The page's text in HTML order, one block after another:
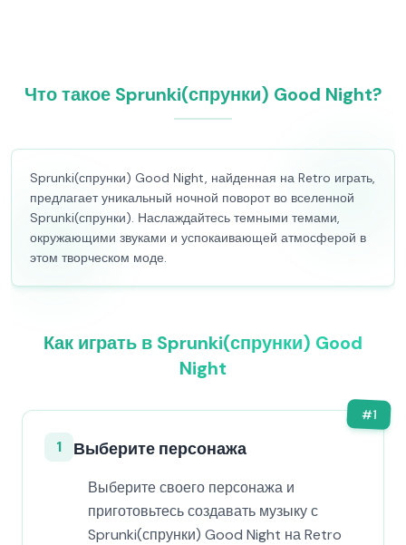
Что такое Sprunki(спрунки) Good Night?
Sprunki(спрунки) Good Night, найденная на Retro играть,
предлагает уникальный ночной поворот во вселенной
Sprunki(спрунки). Наслаждайтесь темными темами,
окружающими звуками и успокаивающей атмосферой в
этом творческом моде.
Как играть в Sprunki(спрунки) Good
Night
#1
1 Выберите персонажа
Выберите своего персонажа и
приготовьтесь создавать музыку с
Sprunki(спрунки) Good Night на Retro